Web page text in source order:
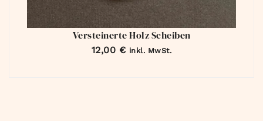
Versteinerte Holz Scheiben
12,00 € inkl. MwSt.